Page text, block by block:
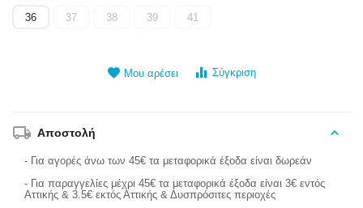
36 37 38 39 41
Μου αρέσει Σύγκριση
Αποστολή
- Για αγορές άνω των 45€ τα μεταφορικά έξοδα είναι δωρεάν
- Για παραγγελίες μέχρι 45€ τα μεταφορικά έξοδα είναι 3€ εντός
Αττικής & 3.5€ εκτός Αττικής & Δυσπρόσιτες περιοχές